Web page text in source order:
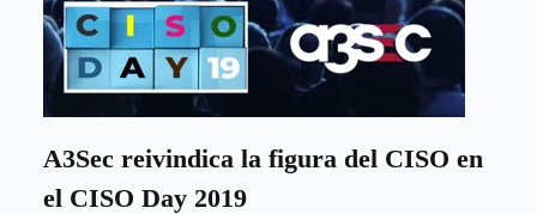
A3Sec reivindica la figura del CISO en
el CISO Day 2019